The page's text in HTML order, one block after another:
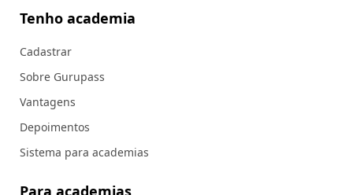
Tenho academia
Cadastrar
Sobre Gurupass
Vantagens
Depoimentos
Sistema para academias
Para academias